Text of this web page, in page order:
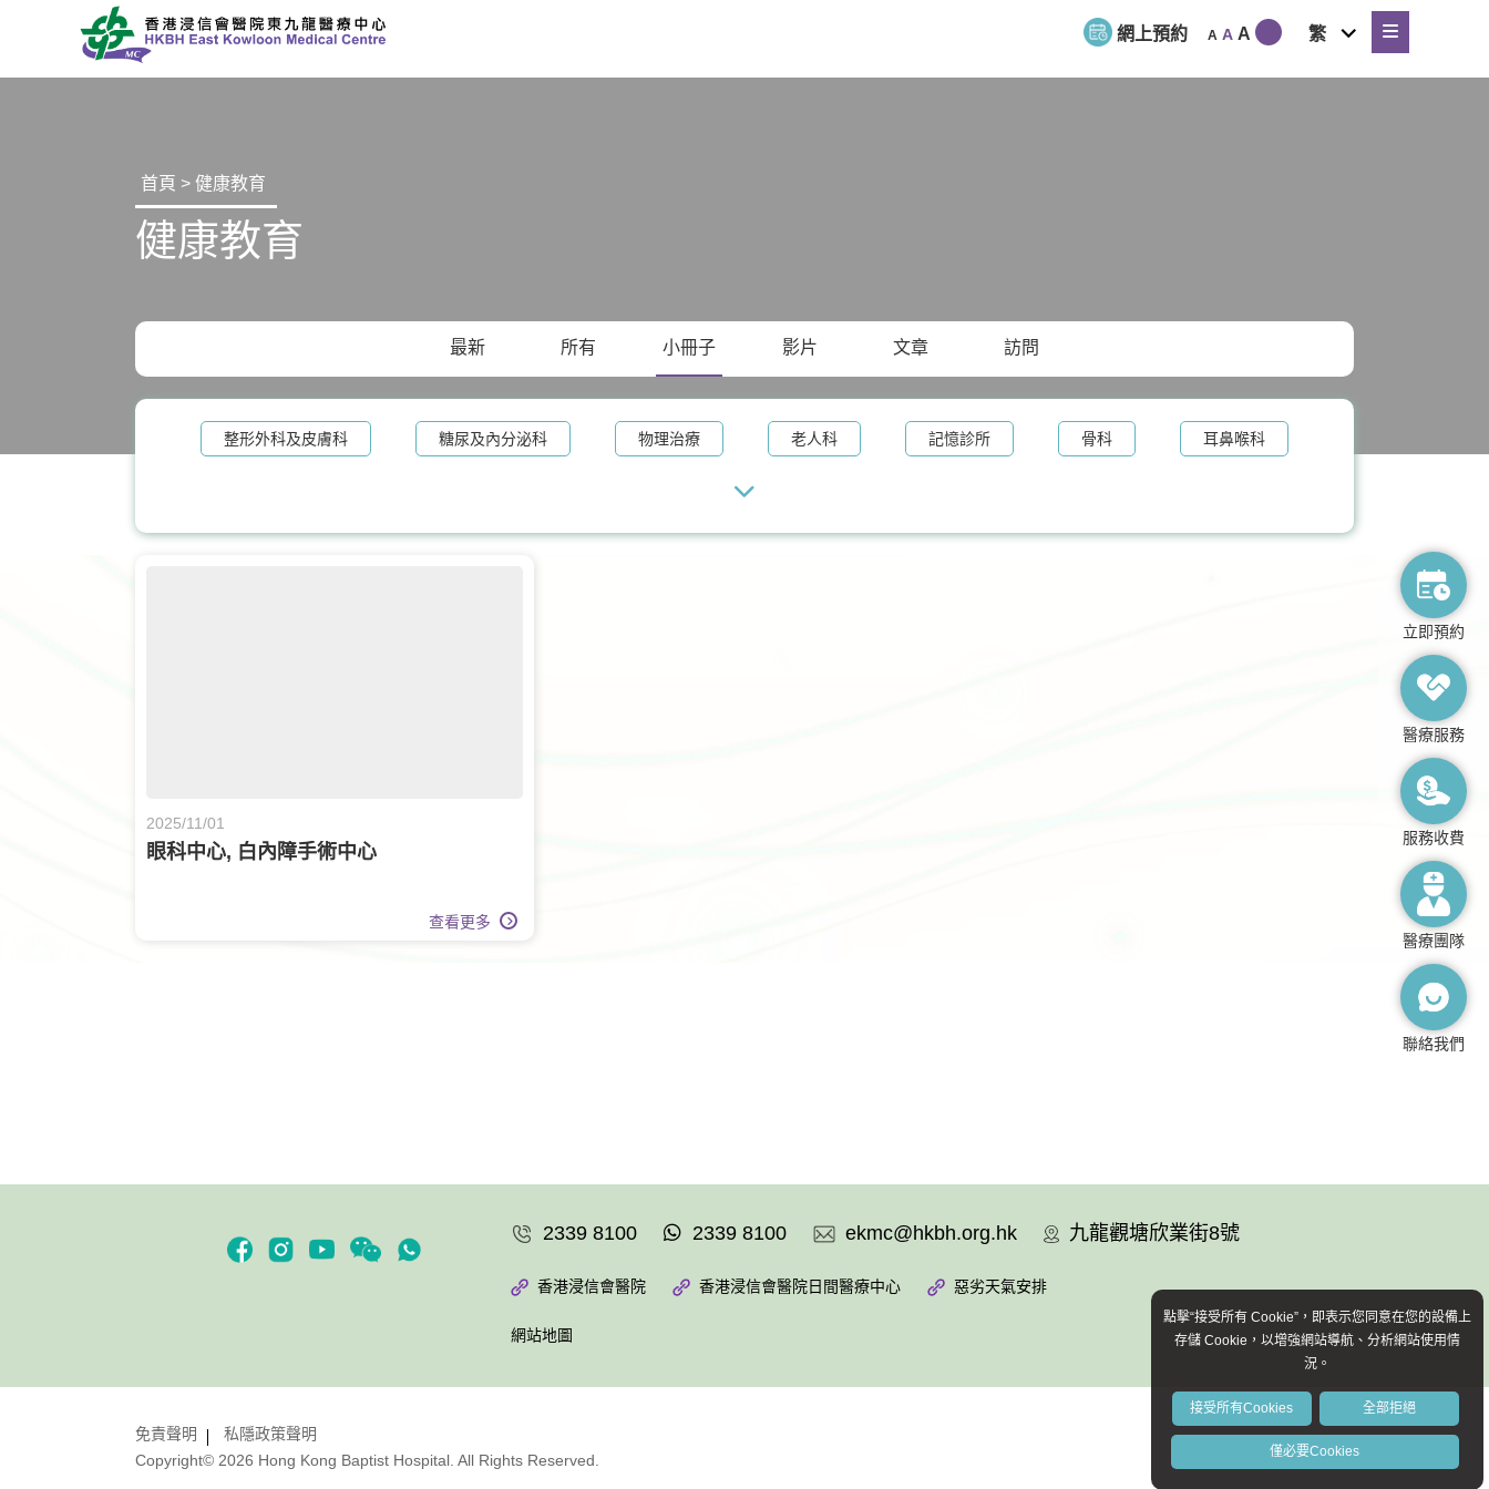
網上預約 A A A 繁
expand
child
menu
首頁 > 健康教育
健康教育
最新 所有 小冊子 影片 文章 訪問
整形外科及皮膚科 糖尿及內分泌科 物理治療 老人科 記憶診所 骨科 耳鼻喉科
甲狀腺外科
核子醫學及正電子掃描 日間手術 上消化道外科 營養治療 膝關節健康
2025/11/01
眼科中心, 白內障手術中心
查看更多
2339 8100 2339 8100 ekmc@hkbh.org.hk 九龍觀塘欣業街8號
香港浸信會醫院 香港浸信會醫院日間醫療中心 惡劣天氣安排
網站地圖
Copyright© 2026 Hong Kong Baptist Hospital. All Rights Reserved.
免責聲明 私隱政策聲明
立即預約
醫療服務
服務收費
醫療團隊
聯絡我們
點擊“接受所有 Cookie”，即表示您同意在您的設備上
存儲 Cookie，以增強網站導航、分析網站使用情
況。
接受所有Cookies 全部拒絕
僅必要Cookies